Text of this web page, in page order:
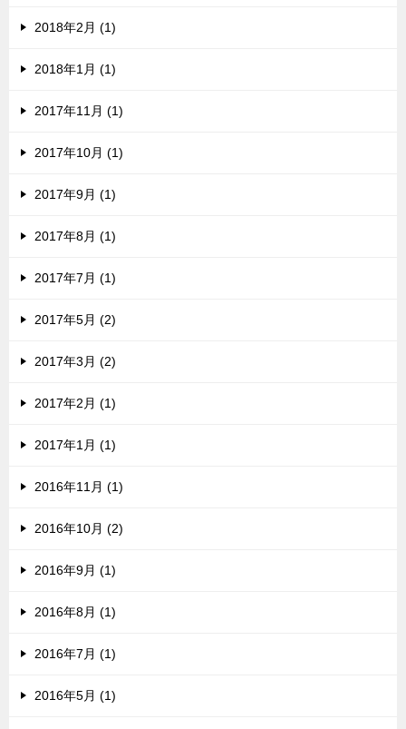
2018年2月 (1)
2018年1月 (1)
2017年11月 (1)
2017年10月 (1)
2017年9月 (1)
2017年8月 (1)
2017年7月 (1)
2017年5月 (2)
2017年3月 (2)
2017年2月 (1)
2017年1月 (1)
2016年11月 (1)
2016年10月 (2)
2016年9月 (1)
2016年8月 (1)
2016年7月 (1)
2016年5月 (1)